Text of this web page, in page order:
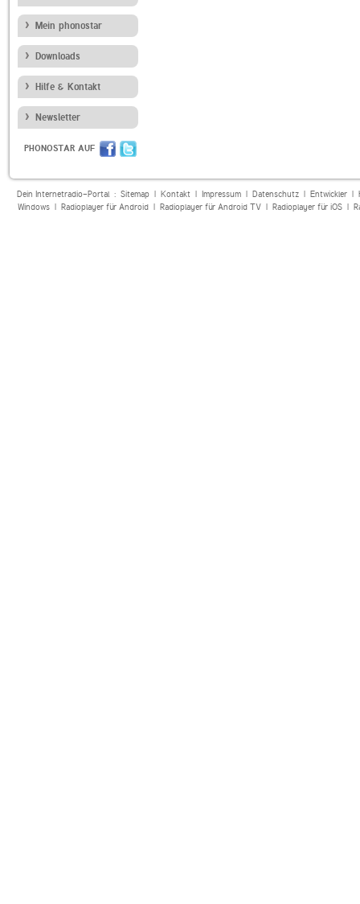
Mein phonostar
Downloads
Hilfe & Kontakt
Newsletter
PHONOSTAR AUF
Dein Internetradio-Portal : Sitemap| Kontakt| Impressum| Datenschutz| Entwickler|
Windows| Radioplayer für Android| Radioplayer für Android TV| Radioplayer für iOS|